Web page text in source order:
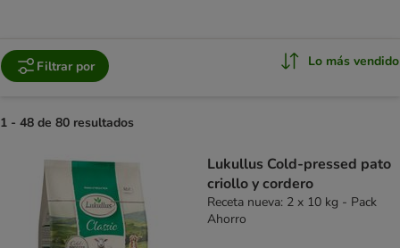
Filtrar por Lo más vendido
1 - 48 de 80 resultados
Lukullus Cold-pressed pato
criollo y cordero
Receta nueva: 2 x 10 kg - Pack
Ahorro